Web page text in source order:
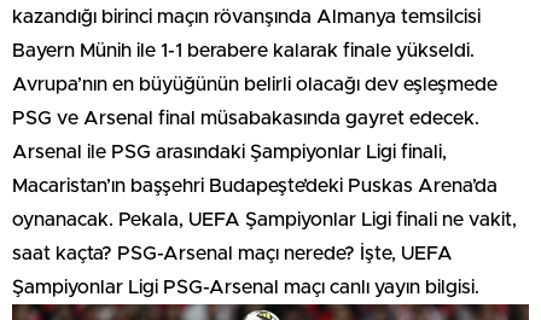
kazandığı birinci maçın rövanşında Almanya temsilcisi
Bayern Münih ile 1-1 berabere kalarak finale yükseldi.
Avrupa’nın en büyüğünün belirli olacağı dev eşleşmede
PSG ve Arsenal final müsabakasında gayret edecek.
Arsenal ile PSG arasındaki Şampiyonlar Ligi finali,
Macaristan’ın başşehri Budapeşte’deki Puskas Arena’da
oynanacak. Pekala, UEFA Şampiyonlar Ligi finali ne vakit,
saat kaçta? PSG-Arsenal maçı nerede? İşte, UEFA
Şampiyonlar Ligi PSG-Arsenal maçı canlı yayın bilgisi.